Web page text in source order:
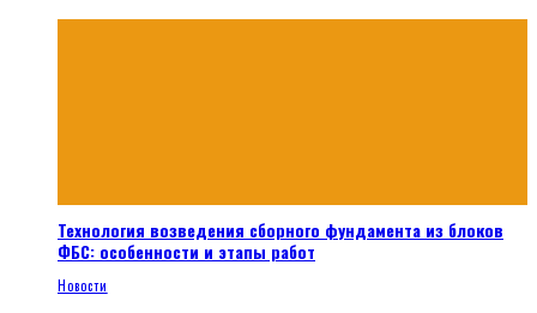
Технология возведения сборного фундамента из блоков
ФБС: особенности и этапы работ
Новости